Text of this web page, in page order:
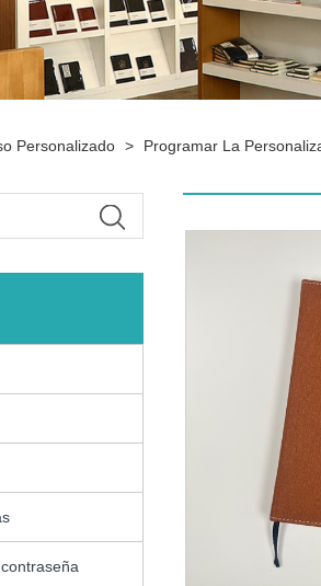
Personalizado > Programar La